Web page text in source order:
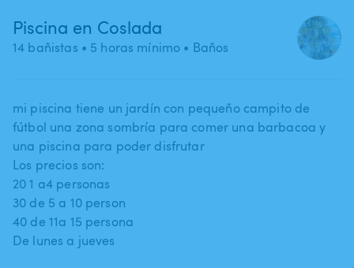
campito de fútbol para jugar
Piscina en Coslada
14 bañistas • 5 horas mínimo • Baños
mi piscina tiene un jardín con pequeño campito de
fútbol una zona sombría para comer una barbacoa y
una piscina para poder disfrutar
Los precios son:
20 1 a4 personas
30 de 5 a 10 person
40 de 11a 15 persona
De lunes a jueves